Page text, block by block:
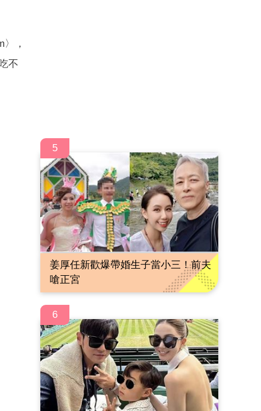
，
不
5
姜厚任新歡爆帶婚生子當小三！前夫
嗆正宮
6